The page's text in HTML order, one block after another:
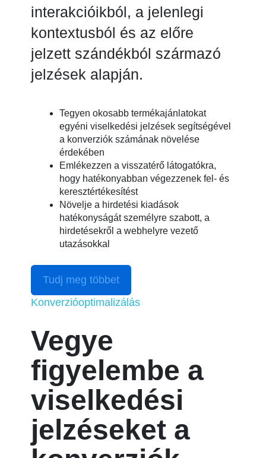
interakcióikból, a jelenlegi
kontextusból és az előre
jelzett szándékból származó
jelzések alapján.
Tegyen okosabb termékajánlatokat
egyéni viselkedési jelzések segítségével
a konverziók számának növelése
érdekében
Emlékezzen a visszatérő látogatókra,
hogy hatékonyabban végezzenek fel- és
keresztértékesítést
Növelje a hirdetési kiadások
hatékonyságát személyre szabott, a
hirdetésekről a webhelyre vezető
utazásokkal
Tudj meg többet
Konverzióoptimalizálás
Vegye
figyelembe a
viselkedési
jelzéseket a